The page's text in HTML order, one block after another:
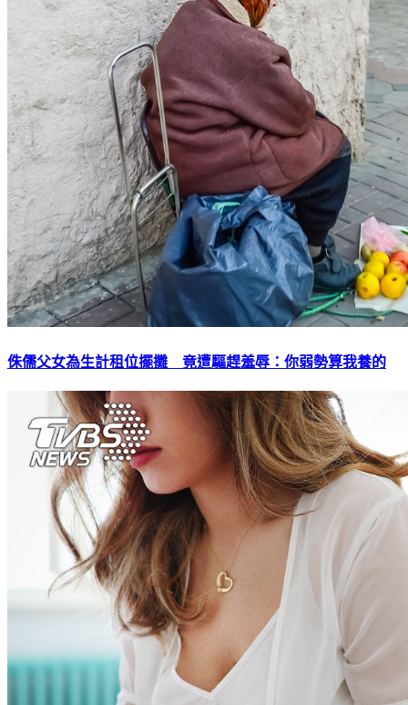
侏儒父女為生計租位擺攤 竟遭驅趕羞辱：你弱勢算我養的